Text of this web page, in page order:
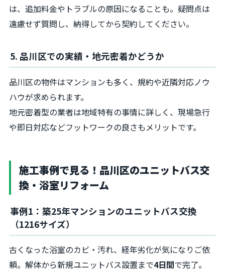
は、追加料金やトラブルの原因になることも。疑問点は
遠慮せず質問し、納得してから契約してください。
5. 品川区での実績・地元密着かどうか
品川区の物件はマンションも多く、規約や近隣対応ノウ
ハウが求められます。
地元密着型の業者は地域特有の事情に詳しく、現場急行
や即日対応などフットワークの良さもメリットです。
施工事例で見る！品川区のユニットバス交
換・浴室リフォーム
事例1：築25年マンションのユニットバス交換
（1216サイズ）
古くなった浴室のカビ・汚れ、経年劣化が気になりご依
頼。解体から新規ユニットバス設置まで4日間で完了。